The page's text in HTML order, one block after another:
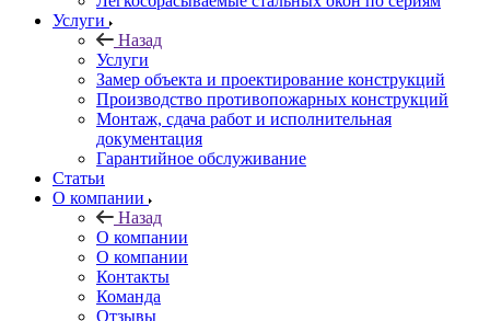
Услуги
Назад
Услуги
Замер объекта и проектирование конструкций
Производство противопожарных конструкций
Монтаж, сдача работ и исполнительная
документация
Гарантийное обслуживание
Статьи
О компании
Назад
О компании
О компании
Контакты
Команда
Отзывы